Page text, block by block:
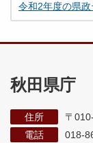
令和2年度の県
秋田県庁
住所
〒
電話
018-